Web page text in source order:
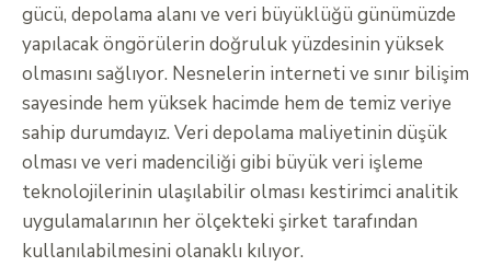
gücü, depolama alanı ve veri büyüklüğü günümüzde
yapılacak öngörülerin doğruluk yüzdesinin yüksek
olmasını sağlıyor. Nesnelerin interneti ve sınır bilişim
sayesinde hem yüksek hacimde hem de temiz veriye
sahip durumdayız. Veri depolama maliyetinin düşük
olması ve veri madenciliği gibi büyük veri işleme
teknolojilerinin ulaşılabilir olması kestirimci analitik
uygulamalarının her ölçekteki şirket tarafından
kullanılabilmesini olanaklı kılıyor.